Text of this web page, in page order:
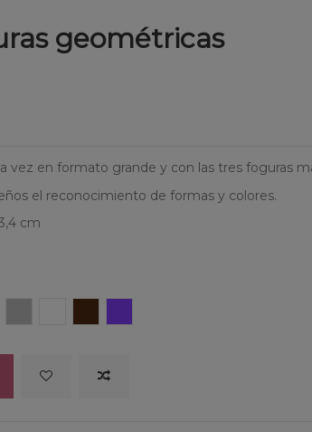
geométricas
vez en formato grande y con las tres foguras
el reconocimiento de formas y colores.
cm